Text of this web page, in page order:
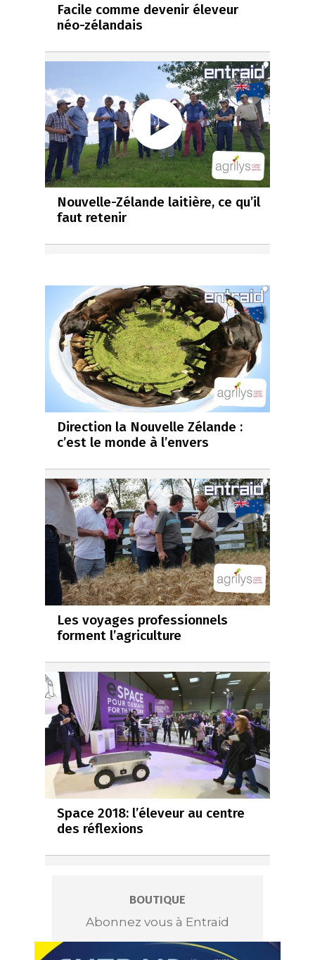
Facile comme devenir éleveur
néo-zélandais
Nouvelle-Zélande laitière, ce qu’il
faut retenir
Direction la Nouvelle Zélande :
c’est le monde à l’envers
Les voyages professionnels
forment l’agriculture
Space 2018: l’éleveur au centre
des réflexions
BOUTIQUE
Abonnez vous à Entraid